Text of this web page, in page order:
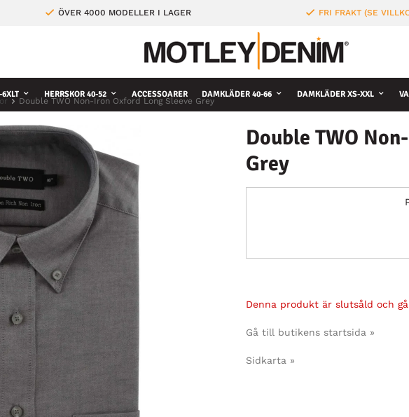
ÖVER 4000 MODELLER I LAGER FRI FRAKT (SE
HERRSKOR 40-52 ACCESSOARER DAMKLÄDER 40-66 DAMKLÄDER XS-XXL
Double TWO Non-Iron Oxford Long Sleeve Grey
Double TWO
Grey
Denna produkt är slutsåld och
Gå till butikens startsida »
Sidkarta »